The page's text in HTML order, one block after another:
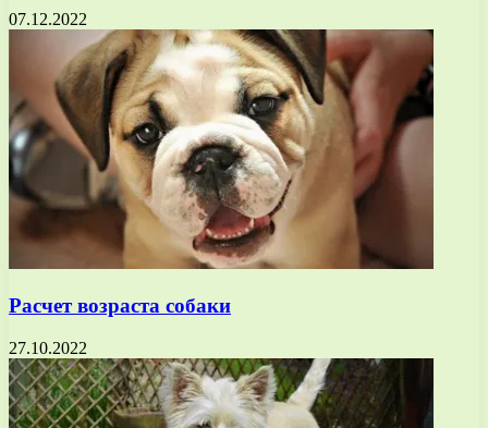
07.12.2022
Расчет возраста собаки
27.10.2022